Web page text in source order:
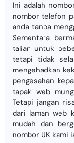
Ini adalah
nombor telefon
anda tanpa
Sementara
talian untuk
tetapi tidak
mengehadkan
pengesahan
tapak web
Tetapi jangan
dari laman web
mudah dan
nombor UK kami